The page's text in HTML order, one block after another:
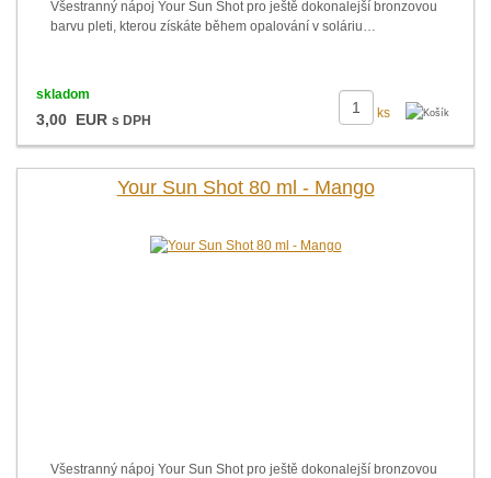
Všestranný nápoj Your Sun Shot pro ještě dokonalejší bronzovou
barvu pleti, kterou získáte během opalování v soláriu…
ks
skladom
3,00 EUR s DPH
Your Sun Shot 80 ml - Mango
Všestranný nápoj Your Sun Shot pro ještě dokonalejší bronzovou